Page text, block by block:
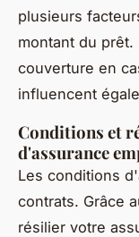
plusieurs
montant du prêt.
couverture en
influencent
Conditions et
d'assurance
Les conditions
contrats. Grâce
résilier votre